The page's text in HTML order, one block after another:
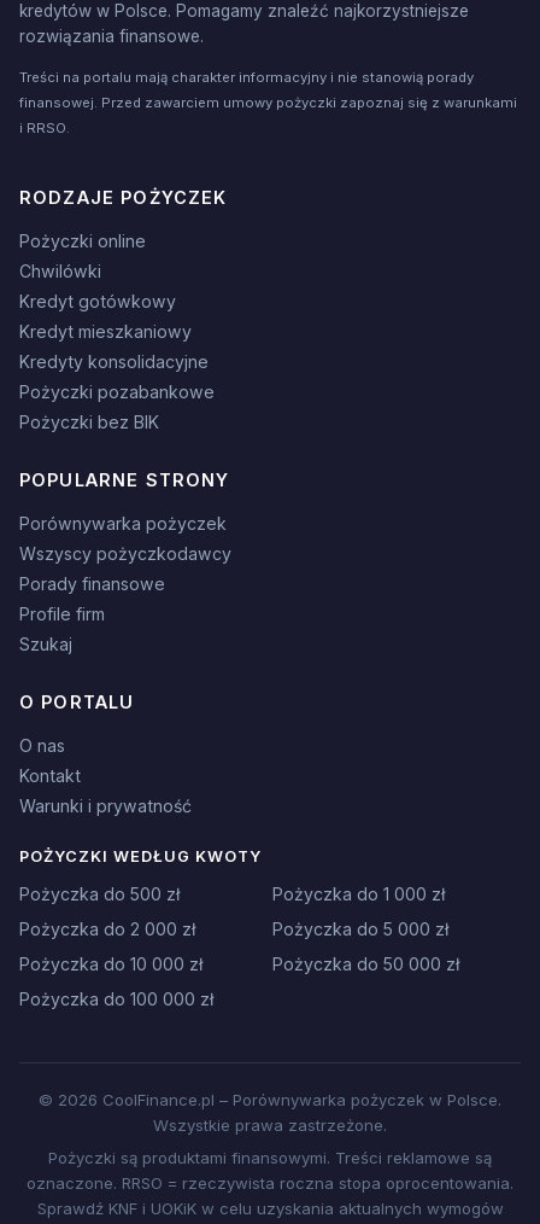
kredytów w Polsce. Pomagamy znaleźć najkorzystniejsze
rozwiązania finansowe.
Treści na portalu mają charakter informacyjny i nie stanowią porady
finansowej. Przed zawarciem umowy pożyczki zapoznaj się z warunkami
i RRSO.
RODZAJE POŻYCZEK
Pożyczki online
Chwilówki
Kredyt gotówkowy
Kredyt mieszkaniowy
Kredyty konsolidacyjne
Pożyczki pozabankowe
Pożyczki bez BIK
POPULARNE STRONY
Porównywarka pożyczek
Wszyscy pożyczkodawcy
Porady finansowe
Profile firm
Szukaj
O PORTALU
O nas
Kontakt
Warunki i prywatność
POŻYCZKI WEDŁUG KWOTY
Pożyczka do 500 zł
Pożyczka do 1 000 zł
Pożyczka do 2 000 zł
Pożyczka do 5 000 zł
Pożyczka do 10 000 zł
Pożyczka do 50 000 zł
Pożyczka do 100 000 zł
© 2026 CoolFinance.pl – Porównywarka pożyczek w Polsce.
Wszystkie prawa zastrzeżone.
Pożyczki są produktami finansowymi. Treści reklamowe są
oznaczone. RRSO = rzeczywista roczna stopa oprocentowania.
Sprawdź KNF i UOKiK w celu uzyskania aktualnych wymogów